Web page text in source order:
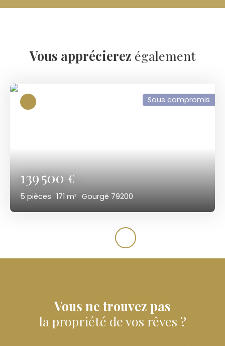
Vous apprécierez également
139 500€
5 pièces 171 m² Gourgé 79200
Sous compromis
Vous ne trouvez pas
la propriété de vos rêves ?